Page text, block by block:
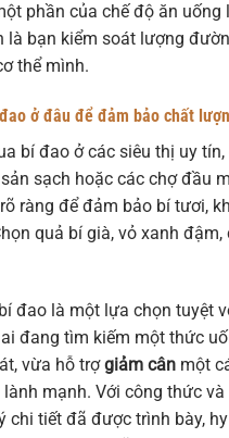
phần của chế độ ăn uống
là bạn kiểm soát lượng
thể mình.
ở đâu để đảm bảo chất
bí đao ở các siêu thị uy tín,
sạch hoặc các chợ đầu
ràng để đảm bảo bí tươi,
quả bí già, vỏ xanh đậm,
đao là một lựa chọn tuyệt
đang tìm kiếm một thức
vừa hỗ trợgiảm cân một
mạnh. Với công thức và
chi tiết đã được trình bày,